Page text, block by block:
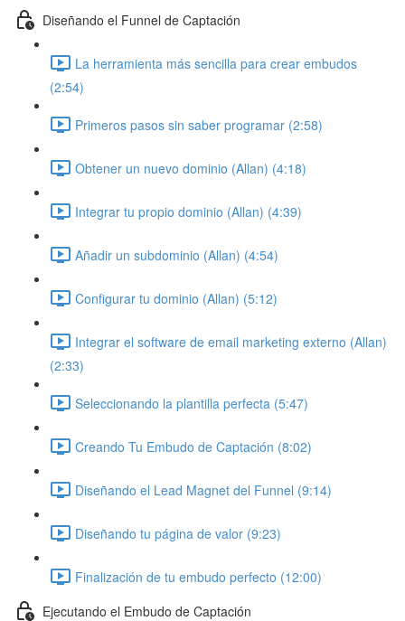
Diseñando el Funnel de Captación
La herramienta más sencilla para crear embudos
(2:54)
Primeros pasos sin saber programar (2:58)
Obtener un nuevo dominio (Allan) (4:18)
Integrar tu propio dominio (Allan) (4:39)
Añadir un subdominio (Allan) (4:54)
Configurar tu dominio (Allan) (5:12)
Integrar el software de email marketing externo (Allan)
(2:33)
Seleccionando la plantilla perfecta (5:47)
Creando Tu Embudo de Captación (8:02)
Diseñando el Lead Magnet del Funnel (9:14)
Diseñando tu página de valor (9:23)
Finalización de tu embudo perfecto (12:00)
Ejecutando el Embudo de Captación